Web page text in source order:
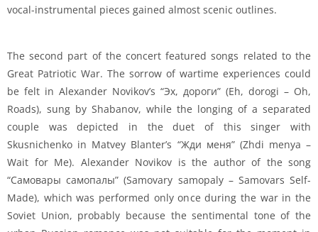
vocal-instrumental pieces gained almost scenic outlines.
The second part of the concert featured songs related to the
Great Patriotic War. The sorrow of wartime experiences could
be felt in Alexander Novikov’s “Эх, дороги” (Eh, dorogi – Oh,
Roads), sung by Shabanov, while the longing of a separated
couple was depicted in the duet of this singer with
Skusnichenko in Matvey Blanter’s “Жди меня” (Zhdi menya –
Wait for Me). Alexander Novikov is the author of the song
“Самовары самопалы” (Samovary samopaly – Samovars Self-
Made), which was performed only once during the war in the
Soviet Union, probably because the sentimental tone of the